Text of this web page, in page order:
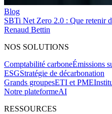
Blog
SBTi Net Zero 2.0 : Que retenir
Renaud Bettin
NOS SOLUTIONS
Comptabilité carboneÉmissions
ESGStratégie de décarbonation
Grands groupesETI et PME
Notre plateformeAI
RESSOURCES